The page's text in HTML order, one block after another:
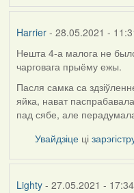
Harrier- 28.05.2021 -
Нешта 4-а малога не
чарговага прыёму ежы.
Пасля самка са
яйка, нават
пад сябе, але
Увайдзіце ці
Lighty- 27.05.2021 - 17:34